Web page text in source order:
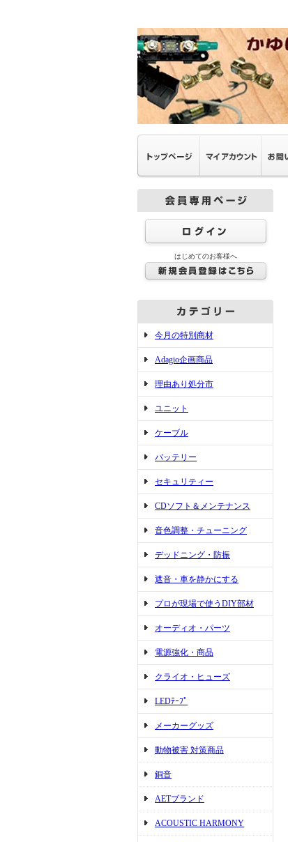
はじめてのお客様へ
今月の特別商材
Adagio企画商品
理由あり処分市
ユニット
ケーブル
バッテリー
セキュリティー
CDソフト＆メンテナンス
音色調整・チューニング
デッドニング・防振
遮音・車を静かにする
プロが現場で使うDIY部材
オーディオ・パーツ
電源強化・商品
クライオ・ヒューズ
LEDﾃｰﾌﾟ
メーカーグッズ
動物被害 対策商品
銅音
AETブランド
ACOUSTIC HARMONY